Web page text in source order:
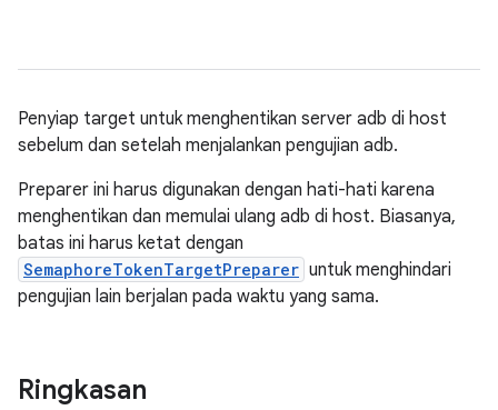
Penyiap target untuk menghentikan server adb di host
sebelum dan setelah menjalankan pengujian adb.
Preparer ini harus digunakan dengan hati-hati karena
menghentikan dan memulai ulang adb di host. Biasanya,
batas ini harus ketat dengan
SemaphoreTokenTargetPreparer untuk menghindari
pengujian lain berjalan pada waktu yang sama.
Ringkasan